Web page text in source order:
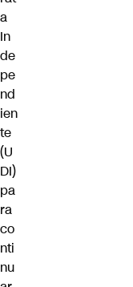
a
In
de
pe
nd
ien
te
(U
DI)
pa
ra
co
nti
nu